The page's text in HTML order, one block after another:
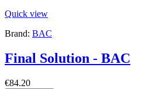
Quick view
Brand: BAC
Final Solution - BAC
€84.20